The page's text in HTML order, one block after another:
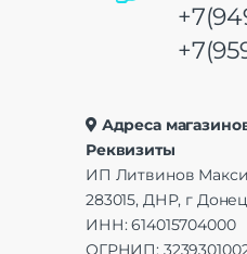
Адреса
Реквизиты
ИП Литвинов
283015, ДНР, г
ИНН: 614015704000
ОГРНИП: